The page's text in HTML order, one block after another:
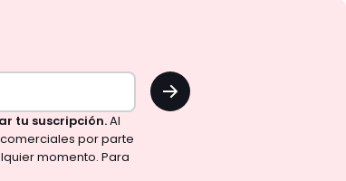
OK
tu suscripción.Al
por parte
momento. Para